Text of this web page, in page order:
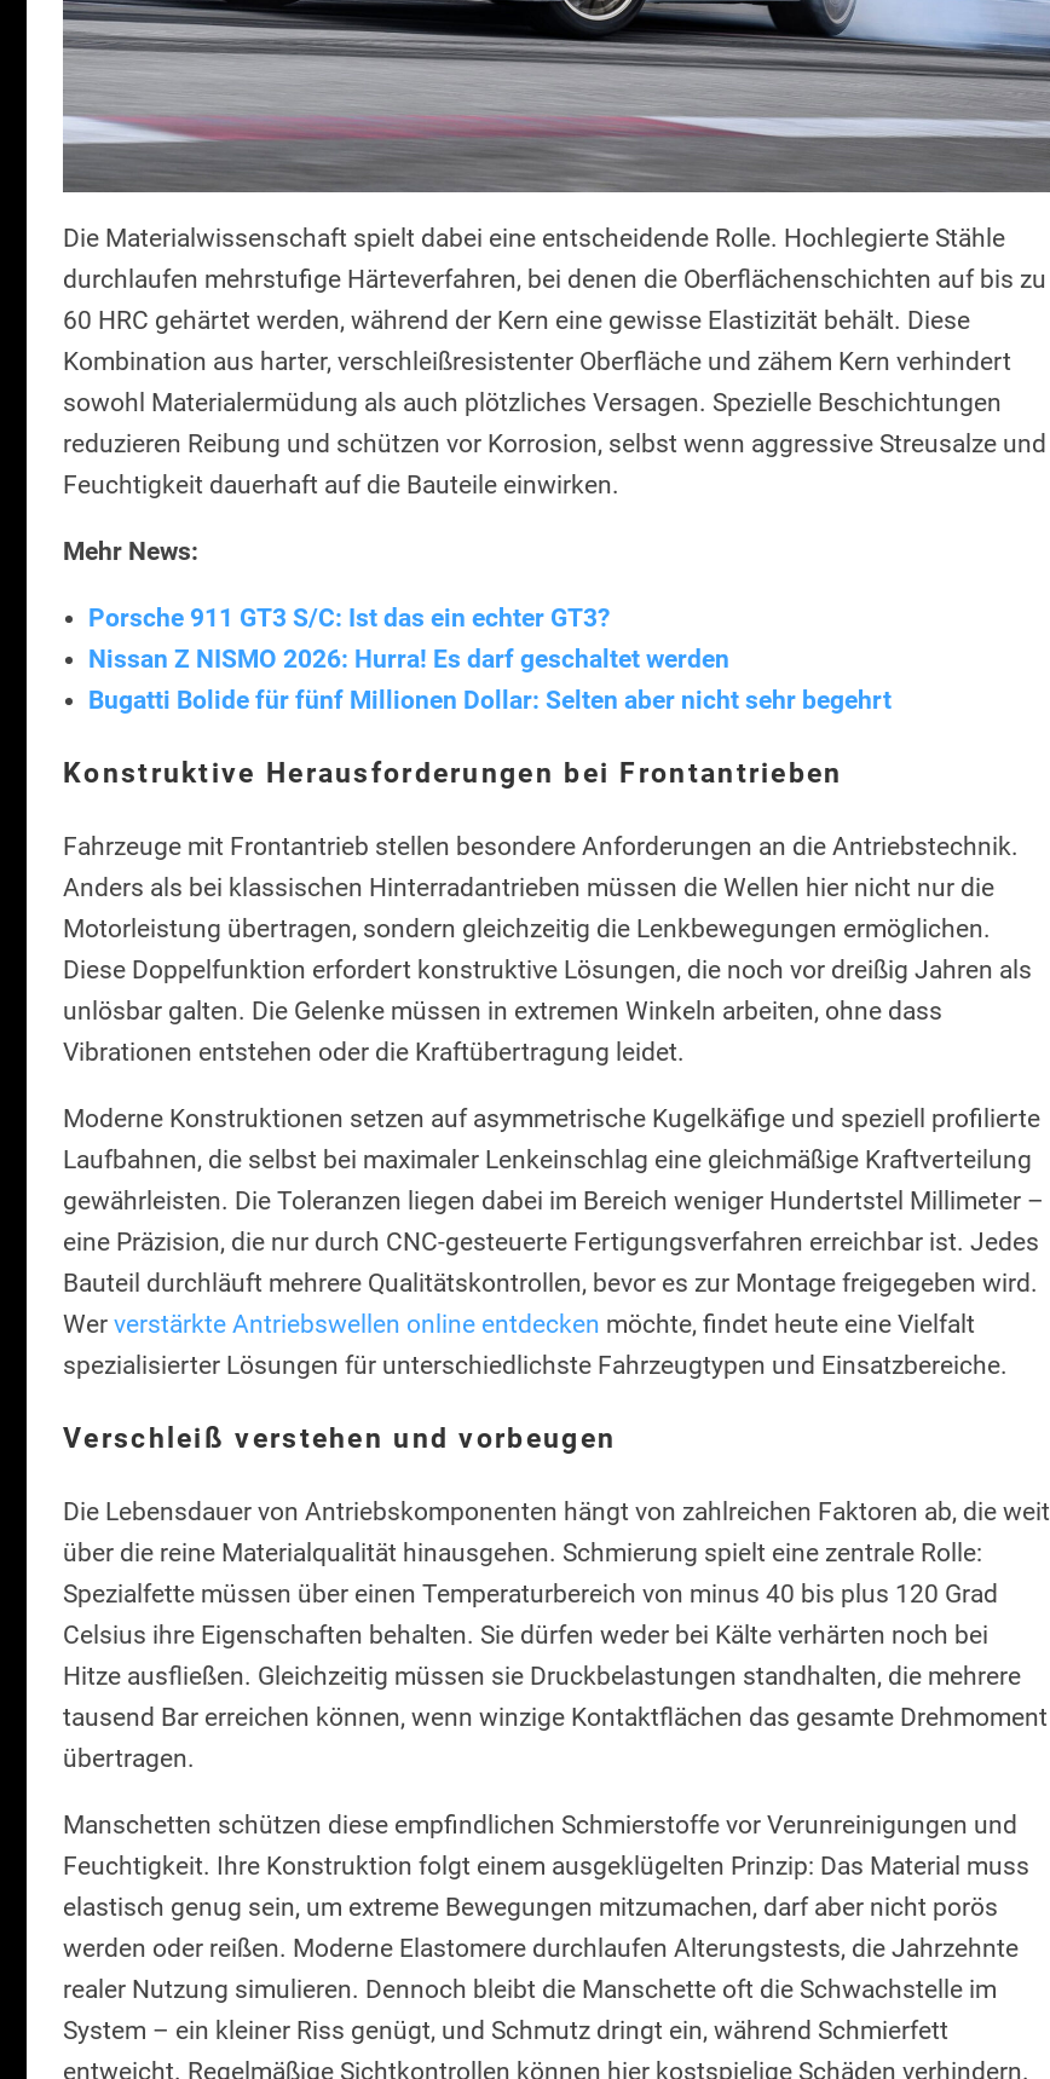
Die Materialwissenschaft spielt dabei eine entscheidende Rolle. Hochlegierte Stähle
durchlaufen mehrstufige Härteverfahren, bei denen die Oberflächenschichten auf bis zu
60 HRC gehärtet werden, während der Kern eine gewisse Elastizität behält. Diese
Kombination aus harter, verschleißresistenter Oberfläche und zähem Kern verhindert
sowohl Materialermüdung als auch plötzliches Versagen. Spezielle Beschichtungen
reduzieren Reibung und schützen vor Korrosion, selbst wenn aggressive Streusalze und
Feuchtigkeit dauerhaft auf die Bauteile einwirken.
Mehr News:
Porsche 911 GT3 S/C: Ist das ein echter GT3?
Nissan Z NISMO 2026: Hurra! Es darf geschaltet werden
Bugatti Bolide für fünf Millionen Dollar: Selten aber nicht sehr begehrt
Konstruktive Herausforderungen bei Frontantrieben
Fahrzeuge mit Frontantrieb stellen besondere Anforderungen an die Antriebstechnik.
Anders als bei klassischen Hinterradantrieben müssen die Wellen hier nicht nur die
Motorleistung übertragen, sondern gleichzeitig die Lenkbewegungen ermöglichen.
Diese Doppelfunktion erfordert konstruktive Lösungen, die noch vor dreißig Jahren als
unlösbar galten. Die Gelenke müssen in extremen Winkeln arbeiten, ohne dass
Vibrationen entstehen oder die Kraftübertragung leidet.
Moderne Konstruktionen setzen auf asymmetrische Kugelkäfige und speziell profilierte
Laufbahnen, die selbst bei maximaler Lenkeinschlag eine gleichmäßige Kraftverteilung
gewährleisten. Die Toleranzen liegen dabei im Bereich weniger Hundertstel Millimeter –
eine Präzision, die nur durch CNC-gesteuerte Fertigungsverfahren erreichbar ist. Jedes
Bauteil durchläuft mehrere Qualitätskontrollen, bevor es zur Montage freigegeben wird.
Wer verstärkte Antriebswellen online entdecken möchte, findet heute eine Vielfalt
spezialisierter Lösungen für unterschiedlichste Fahrzeugtypen und Einsatzbereiche.
Verschleiß verstehen und vorbeugen
Die Lebensdauer von Antriebskomponenten hängt von zahlreichen Faktoren ab, die weit
über die reine Materialqualität hinausgehen. Schmierung spielt eine zentrale Rolle:
Spezialfette müssen über einen Temperaturbereich von minus 40 bis plus 120 Grad
Celsius ihre Eigenschaften behalten. Sie dürfen weder bei Kälte verhärten noch bei
Hitze ausfließen. Gleichzeitig müssen sie Druckbelastungen standhalten, die mehrere
tausend Bar erreichen können, wenn winzige Kontaktflächen das gesamte Drehmoment
übertragen.
Manschetten schützen diese empfindlichen Schmierstoffe vor Verunreinigungen und
Feuchtigkeit. Ihre Konstruktion folgt einem ausgeklügelten Prinzip: Das Material muss
elastisch genug sein, um extreme Bewegungen mitzumachen, darf aber nicht porös
werden oder reißen. Moderne Elastomere durchlaufen Alterungstests, die Jahrzehnte
realer Nutzung simulieren. Dennoch bleibt die Manschette oft die Schwachstelle im
System – ein kleiner Riss genügt, und Schmutz dringt ein, während Schmierfett
entweicht. Regelmäßige Sichtkontrollen können hier kostspielige Schäden verhindern.